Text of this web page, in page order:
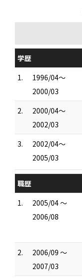
学歴
1.
1996/04～
2000/03
2.
2000/04～
2002/03
3.
2002/04～
2005/03
職歴
1.
2005/04 ～
2006/08
2.
2006/09 ～
2007/03